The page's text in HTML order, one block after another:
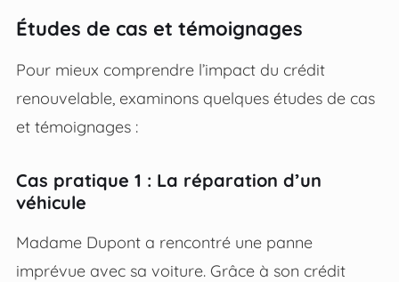
Études de cas et témoignages
Pour mieux comprendre l’impact du crédit
renouvelable, examinons quelques études de cas
et témoignages :
Cas pratique 1 : La réparation d’un
véhicule
Madame Dupont a rencontré une panne
imprévue avec sa voiture. Grâce à son crédit